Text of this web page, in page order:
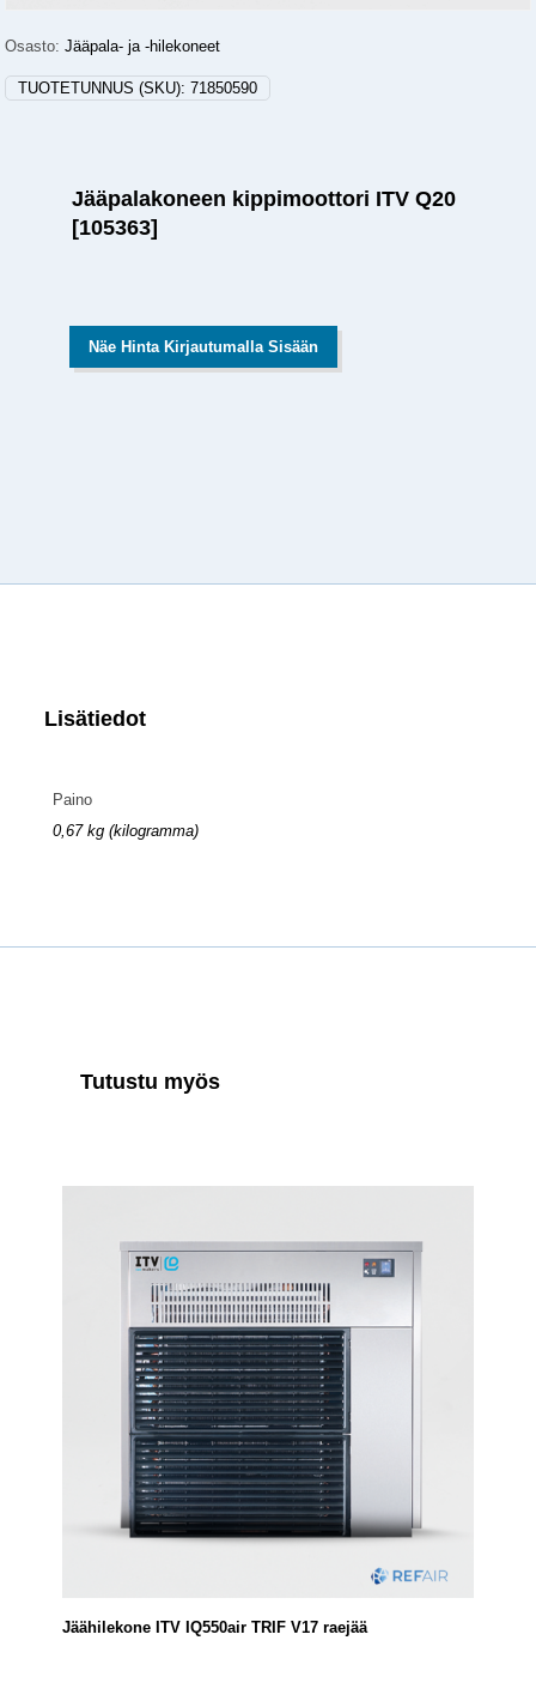
Osasto:Jääpala- ja -hilekoneet
TUOTETUNNUS (SKU):71850590
Jääpalakoneen kippimoottori ITV Q20
[105363]
Näe Hinta Kirjautumalla Sisään
Lisätiedot
Paino
0,67 kg (kilogramma)
Tutustu myös
Jäähilekone ITV IQ550air TRIF V17 raejää